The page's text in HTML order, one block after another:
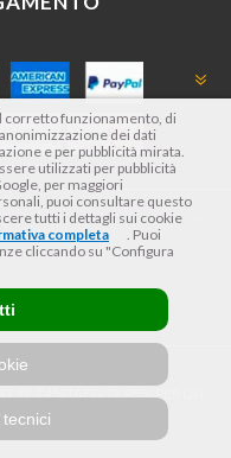
12,24% TAEG 12,95% PER UN
corretto funzionamento, di
dei dati
e per pubblicità mirata.
utilizzati per pubblicità
per maggiori
puoi consultare questo
tutti i dettagli sui cookie
completa
. Puoi
cliccando su "Configura